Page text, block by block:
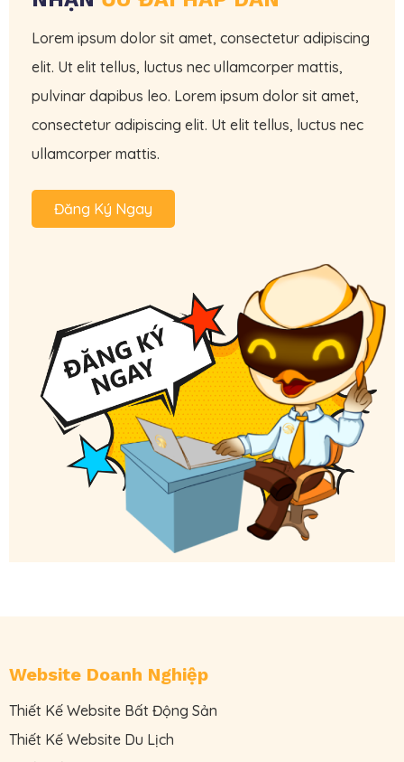
Lorem ipsum dolor sit amet, consectetur adipiscing
elit. Ut elit tellus, luctus nec ullamcorper mattis,
pulvinar dapibus leo. Lorem ipsum dolor sit amet,
consectetur adipiscing elit. Ut elit tellus, luctus nec
ullamcorper mattis.
Đăng Ký Ngay
Website Doanh Nghiệp
Thiết Kế Website Bất Động Sản
Thiết Kế Website Du Lịch